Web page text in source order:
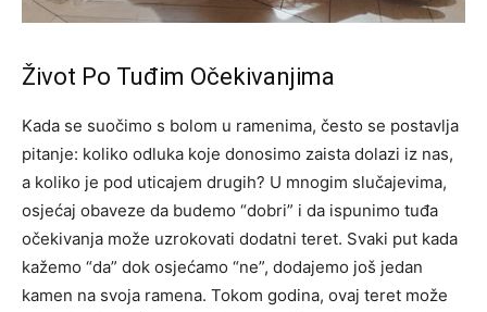
Život Po Tuđim Očekivanjima
Kada se suočimo s bolom u ramenima, često se postavlja
pitanje: koliko odluka koje donosimo zaista dolazi iz nas,
a koliko je pod uticajem drugih? U mnogim slučajevima,
osjećaj obaveze da budemo “dobri” i da ispunimo tuđa
očekivanja može uzrokovati dodatni teret. Svaki put kada
kažemo “da” dok osjećamo “ne”, dodajemo još jedan
kamen na svoja ramena. Tokom godina, ovaj teret može